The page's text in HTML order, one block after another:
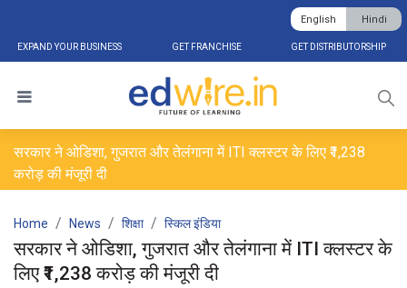
EXPAND YOUR BUSINESS GET FRANCHISE GET DISTRIBUTORSHIP
English Hindi
सरकार ने ओडिशा, गुजरात और तेलंगाना में ITI क्लस्टर के लिए ₹1,238
करोड़ की मंजूरी दी
Home News शिक्षा स्किल इंडिया
सरकार ने ओडिशा, गुजरात और तेलंगाना में ITI क्लस्टर के
लिए ₹1,238 करोड़ की मंजूरी दी